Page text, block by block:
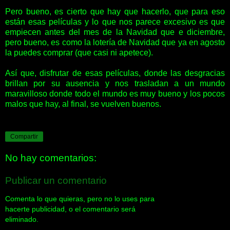
Pero bueno, es cierto que hay que hacerlo, que para eso
están esas películas y lo que nos parece excesivo es que
empiecen antes del mes de la Navidad que e diciembre,
pero bueno, es como la lotería de Navidad que ya en agosto
la puedes comprar (que casi ni apetece).
Así que, disfrutar de esas películas, donde las desgracias
brillan por su ausencia y nos trasladan a un mundo
maravilloso donde todo el mundo es muy bueno y los pocos
malos que hay, al final, se vuelven buenos.
Compartir
No hay comentarios:
Publicar un comentario
Comenta lo que quieras, pero no lo uses para
hacerte publicidad, o el comentario será
eliminado.